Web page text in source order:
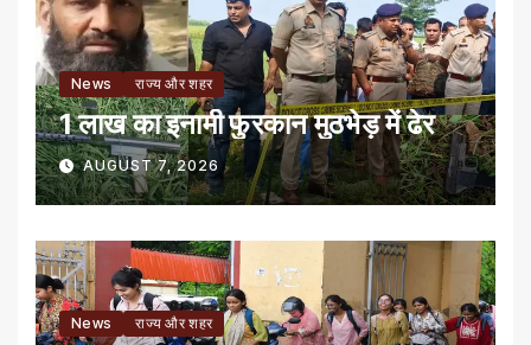
News राज्य और शहर
1 लाख का इनामी फुरकान मुठभेड़ में ढेर
AUGUST 7, 2026
News राज्य और शहर